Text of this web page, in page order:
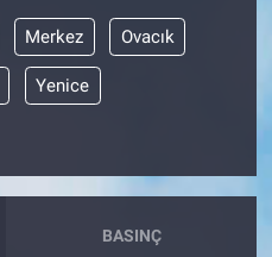
Merkez Ovacık
Yenice
BASINÇ